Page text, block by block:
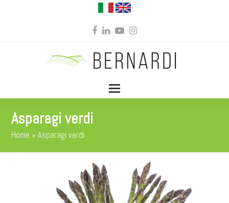
Facebook
LinkedIn
YouTubeInstagram
Asparagi verdi
Home »Asparagi verdi